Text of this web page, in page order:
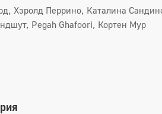
Хэролд Перрино, Каталина
Pegah Ghafoori, Кортен Мур